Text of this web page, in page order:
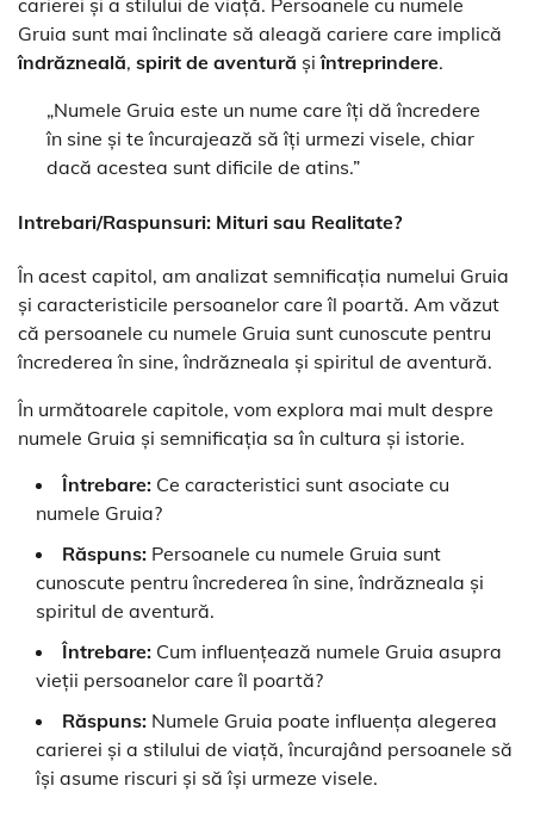
carierei și a stilului de viață. Persoanele cu numele
Gruia sunt mai înclinate să aleagă cariere care implică
îndrăzneală, spirit de aventură șiîntreprindere.
„Numele Gruia este un nume care îți dă încredere
în sine și te încurajează să îți urmezi visele, chiar
dacă acestea sunt dificile de atins.”
Intrebari/Raspunsuri: Mituri sau Realitate?
În acest capitol, am analizat semnificația numelui Gruia
și caracteristicile persoanelor care îl poartă. Am văzut
că persoanele cu numele Gruia sunt cunoscute pentru
încrederea în sine, îndrăzneala și spiritul de aventură.
În următoarele capitole, vom explora mai mult despre
numele Gruia și semnificația sa în cultura și istorie.
Întrebare: Ce caracteristici sunt asociate cu
numele Gruia?
Răspuns: Persoanele cu numele Gruia sunt
cunoscute pentru încrederea în sine, îndrăzneala și
spiritul de aventură.
Întrebare: Cum influențează numele Gruia asupra
vieții persoanelor care îl poartă?
Răspuns: Numele Gruia poate influența alegerea
carierei și a stilului de viață, încurajând persoanele să
își asume riscuri și să își urmeze visele.